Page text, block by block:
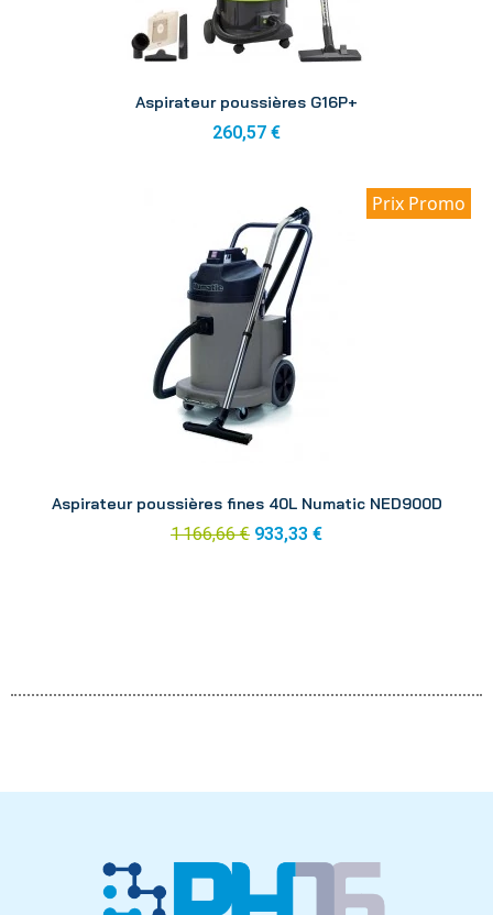
Aspirateur poussières G16P+
260,57 €
Prix Promo
Aspirateur poussières fines 40L Numatic NED900D
1 166,66 € 933,33 €